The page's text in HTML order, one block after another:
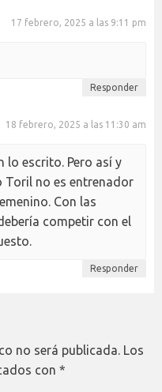
17 febrero, 2025 a las 9:11 pm
Responder
18 febrero, 2025 a las 11:30 am
lo escrito. Pero así y
no es entrenador
Con las
competir con el
Responder
no será publicada. Los
con *